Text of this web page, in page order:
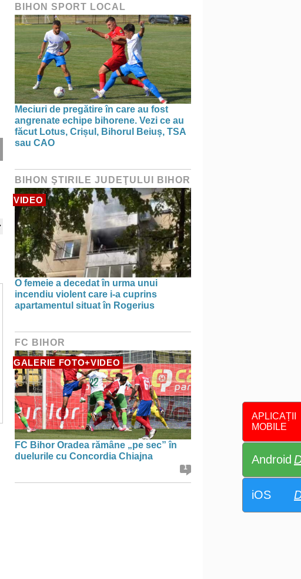
APLICAȚII
MOBILE
Android
iOS
BIHON SPORT LOCAL
Meciuri de pregătire în care au fost
angrenate echipe bihorene. Vezi ce au
făcut Lotus, Crișul, Bihorul Beiuș, TSA
sau CAO
BIHON ŞTIRILE JUDEŢULUI BIHOR
VIDEO
O femeie a decedat în urma unui
incendiu violent care i-a cuprins
apartamentul situat în Rogerius
FC BIHOR
GALERIE FOTO+VIDEO
FC Bihor Oradea rămâne „pe sec” în
duelurile cu Concordia Chiajna
1